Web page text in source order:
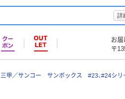
詳
お
〒
三甲／サンコー サンボックス #23、#24シリ